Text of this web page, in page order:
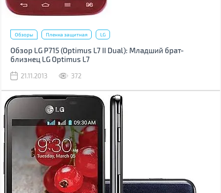
Обзоры Пленка защитная LG
Обзор LG P715 (Optimus L7 II Dual): Младший брат-
близнец LG Optimus L7
21.11.2013 372